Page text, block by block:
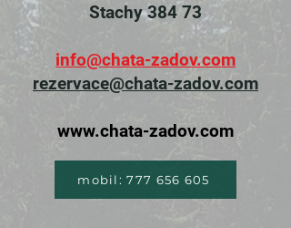
Stachy 384 73
info@chata-zadov.com
rezervace@chata-zadov.com
www.chata-zadov.com
mobil: 777 656 605